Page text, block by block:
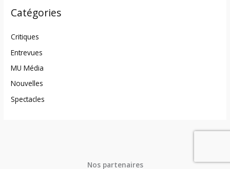
Catégories
Critiques
Entrevues
MU Média
Nouvelles
Spectacles
Nos partenaires